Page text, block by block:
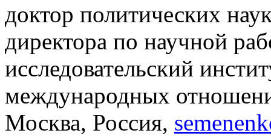
доктор политических
директора по научной
исследовательский
международных
Москва, Россия,